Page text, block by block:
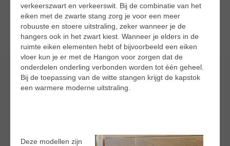
verkeerszwart en verkeerswit. Bij de combinatie van het
eiken met de zwarte stang zorg je voor een meer
robuuste en stoere uitstraling, zeker wanneer je de
hangers ook in het zwart kiest. Wanneer je elders in de
ruimte eiken elementen hebt of bijvoorbeeld een eiken
vloer kun je er met de Hangon voor zorgen dat de
onderdelen onderling verbonden worden tot één geheel.
Bij de toepassing van de witte stangen krijgt de kapstok
een warmere moderne uitstraling.
Deze modellen zijn